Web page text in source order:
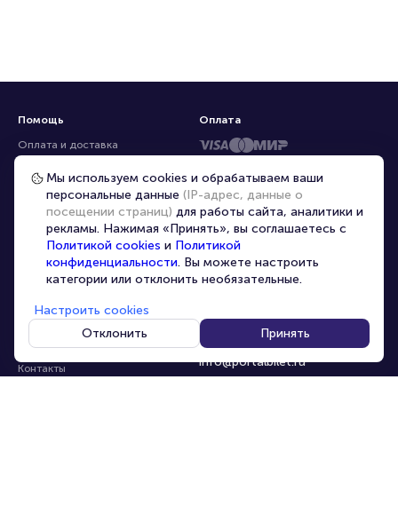
Помощь
Оплата и доставка
Частые вопросы
Перепродажа билетов
Организаторам
Корпоративным клиентам
VIP-билеты
Персональные данные
О компании
Контакты
8-800-500-42-62
8-499-226-15-14
info@portalbilet.ru
С 10:00 до 21:00,
Оплата
Мы используем cookies и обрабатываем ваши
персональные данные (IP-адрес, данные о
посещении страниц) для работы сайта, аналитики и
рекламы. Нажимая «Принять», вы соглашаетесь с
Политикой cookies и Политикой
конфиденциальности. Вы можете настроить
категории или отклонить необязательные.
Настроить cookies
Отклонить
Принять